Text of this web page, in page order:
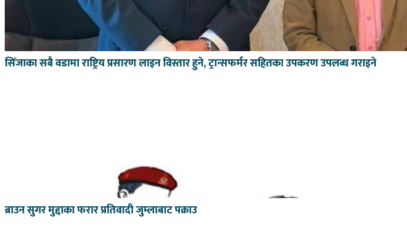
सिँजाका सबै वडामा राष्ट्रिय प्रसारण लाइन विस्तार हुने, ट्रान्सफर्मर सहितका उपकरण उपलब्ध गराइने
ब्राउन सुगर मुद्दाका फरार प्रतिवादी जुम्लाबाट पक्राउ